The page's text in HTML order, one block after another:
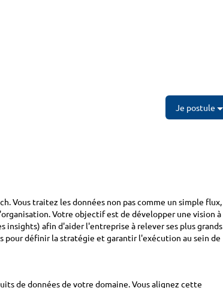
Je postule
Vous traitez les données non pas comme un simple flux,
Votre objectif est de développer une vision à
insights) afin d'aider l'entreprise à relever ses plus grands
pour définir la stratégie et garantir l'exécution au sein de
de données de votre domaine. Vous alignez cette